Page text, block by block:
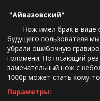
"Айвазовский"
будущего пользователя
убрали ошибочную
голомени. Потясающий
замечательный нож с
1000р может стать кому-
Параметры: